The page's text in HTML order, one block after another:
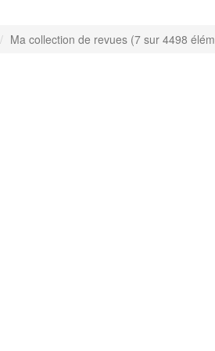
Ma collection de revues (7 sur 4498